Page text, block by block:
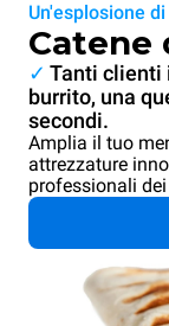
Un'esplosione
Catene
✓ Tanti clienti
burrito, una
secondi.
Amplia il tuo
attrezzature
professionali